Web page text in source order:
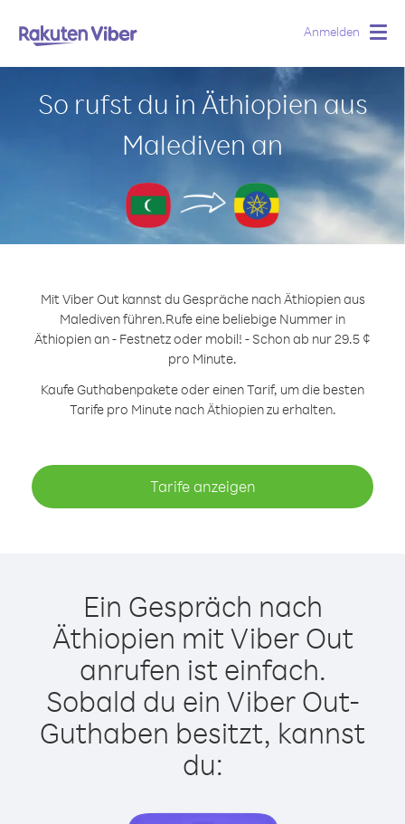
Anmelden
So rufst du in Äthiopien aus
Malediven an
Mit Viber Out kannst du Gespräche nach Äthiopien aus
Malediven führen.Rufe eine beliebige Nummer in
Äthiopien an - Festnetz oder mobil! - Schon ab nur 29.5 ¢
pro Minute.
Kaufe Guthabenpakete oder einen Tarif, um die besten
Tarife pro Minute nach Äthiopien zu erhalten.
Tarife anzeigen
Ein Gespräch nach
Äthiopien mit Viber Out
anrufen ist einfach.
Sobald du ein Viber Out-
Guthaben besitzt, kannst
du: